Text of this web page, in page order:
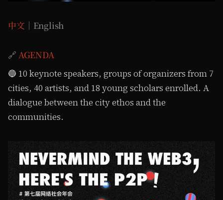
中文 ｜English
🔗 AGENDA
🔵 10 keynote speakers, groups of organizers from 7
cities, 40 artists, and 18 young scholars enrolled. A
dialogue between the city ethos and the
communities.